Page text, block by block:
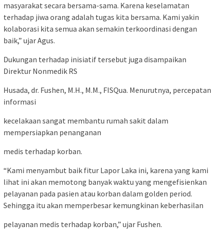
masyarakat secara bersama-sama. Karena keselamatan
terhadap jiwa orang adalah tugas kita bersama. Kami yakin
kolaborasi kita semua akan semakin terkoordinasi dengan
baik,” ujar Agus.
Dukungan terhadap inisiatif tersebut juga disampaikan
Direktur Nonmedik RS
Husada, dr. Fushen, M.H., M.M., FISQua. Menurutnya, percepatan
informasi
kecelakaan sangat membantu rumah sakit dalam
mempersiapkan penanganan
medis terhadap korban.
“Kami menyambut baik fitur Lapor Laka ini, karena yang kami
lihat ini akan memotong banyak waktu yang mengefisienkan
pelayanan pada pasien atau korban dalam golden period.
Sehingga itu akan memperbesar kemungkinan keberhasilan
pelayanan medis terhadap korban,” ujar Fushen.